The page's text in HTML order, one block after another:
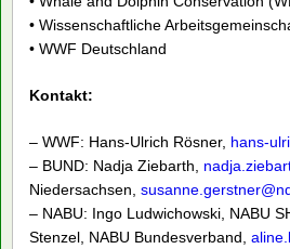
• Wissenschaftliche
• WWF Deutschland
Kontakt:
– WWF: Hans-Ulrich Rösner, hans-
– BUND: Nadja Ziebarth,
Niedersachsen,
– NABU: Ingo Ludwichowski, NABU
Stenzel, NABU Bundesverband,